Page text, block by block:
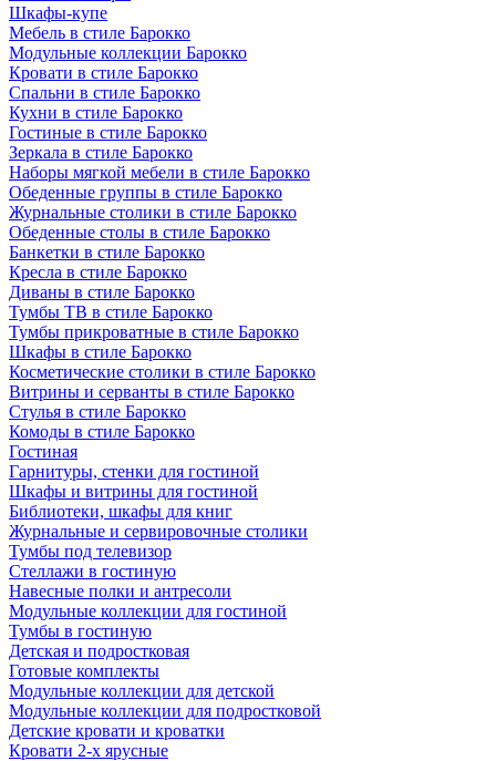
Шкафы-купе
Мебель в стиле Барокко
Модульные коллекции Барокко
Кровати в стиле Барокко
Спальни в стиле Барокко
Кухни в стиле Барокко
Гостиные в стиле Барокко
Зеркала в стиле Барокко
Наборы мягкой мебели в стиле Барокко
Обеденные группы в стиле Барокко
Журнальные столики в стиле Барокко
Обеденные столы в стиле Барокко
Банкетки в стиле Барокко
Кресла в стиле Барокко
Диваны в стиле Барокко
Тумбы ТВ в стиле Барокко
Тумбы прикроватные в стиле Барокко
Шкафы в стиле Барокко
Косметические столики в стиле Барокко
Витрины и серванты в стиле Барокко
Стулья в стиле Барокко
Комоды в стиле Барокко
Гостиная
Гарнитуры, стенки для гостиной
Шкафы и витрины для гостиной
Библиотеки, шкафы для книг
Журнальные и сервировочные столики
Тумбы под телевизор
Стеллажи в гостиную
Навесные полки и антресоли
Модульные коллекции для гостиной
Тумбы в гостиную
Детская и подростковая
Готовые комплекты
Модульные коллекции для детской
Модульные коллекции для подростковой
Детские кровати и кроватки
Кровати 2-х ярусные